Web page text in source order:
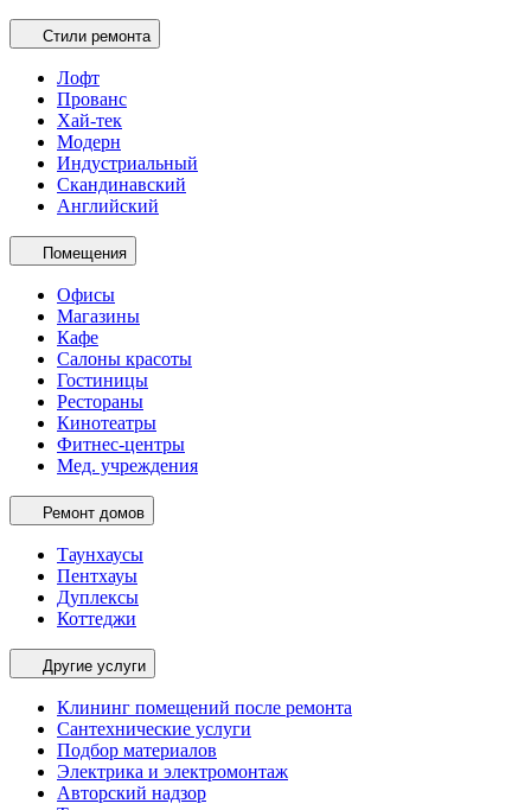
Стили ремонта
Лофт
Прованс
Хай-тек
Модерн
Индустриальный
Скандинавский
Английский
Помещения
Офисы
Магазины
Кафе
Салоны красоты
Гостиницы
Рестораны
Кинотеатры
Фитнес-центры
Мед. учреждения
Ремонт домов
Таунхаусы
Пентхауы
Дуплексы
Коттеджи
Другие услуги
Клининг помещений после ремонта
Сантехнические услуги
Подбор материалов
Электрика и электромонтаж
Авторский надзор